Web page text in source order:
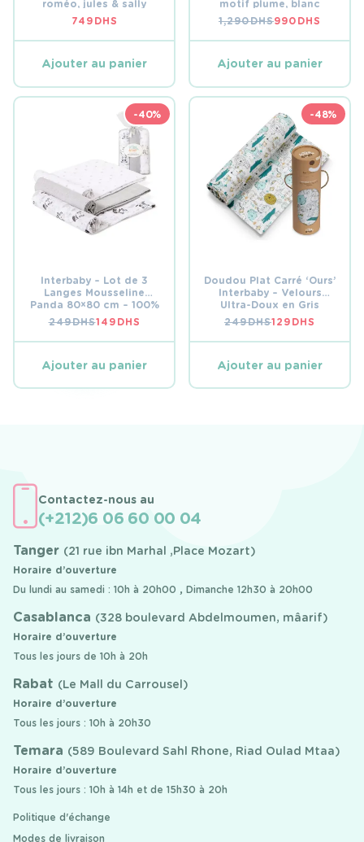
roméo, jules & sally
749 DHS
Ajouter au panier
motif plume, blanc
cassé
1,290DHSLE
PRIX
ÉTAIT :
990 DHS
LE
PRIX
EST :
Ajouter au panier
-40%
Interbaby – Lot de 3
Langes Mousseline
Panda 80×80 cm – 100%
Coton Gris
249DHSLE
PRIX
ÉTAIT :
149 DHS
LE
PRIX
EST :
Ajouter au panier
-48%
Doudou Plat Carré ‘Ours’
Interbaby – Velours
Ultra-Doux en Gris
249DHSLE
PRIX
ÉTAIT :
129 DHS
LE
PRIX
EST :
Ajouter au panier
Contactez-nous au
(+212)6 06 60 00 04
Tanger (21 rue ibn Marhal ,Place Mozart)
Horaire d’ouverture
Du lundi au samedi : 10h à 20h00 , Dimanche 12h30 à 20h00
Casablanca (328 boulevard Abdelmoumen, mâarif)
Horaire d’ouverture
Tous les jours de 10h à 20h
Rabat (Le Mall du Carrousel)
Horaire d’ouverture
Tous les jours : 10h à 20h30
Temara (589 Boulevard Sahl Rhone, Riad Oulad Mtaa)
Horaire d’ouverture
Tous les jours : 10h à 14h et de 15h30 à 20h
Politique d'échange
Modes de livraison